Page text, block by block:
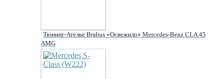
Тюнинг-Ателье Brabus «освежило» Mercedes-Benz CLA 45
AMG